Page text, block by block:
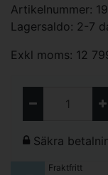
Artikelnummer:
Lagersaldo: 2-7
Exkl moms: 12
Säkra
Fraktfritt